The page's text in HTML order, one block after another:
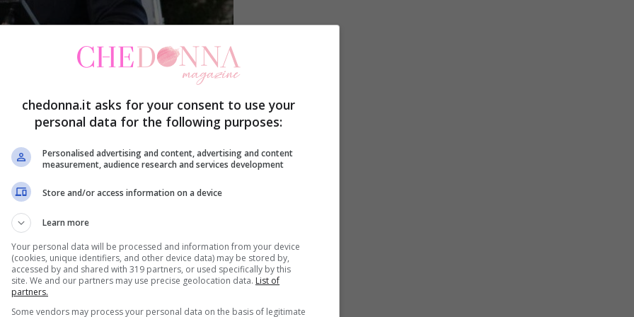
la crisi politica, oppure incassare la
Renzi con Italia Viva, lo stallo è a un passo
dovrà tenere un discorso alla Camera e
i margini per incassare la fiducia e andare
una nuova maggioranza e un diverso
alla Camera
e diretto nel carpire i bisogni attuali del Paese
settimane.
chedonna.it asks for your consent to use your
personal data for the following purposes:
Personalised advertising and content, advertising and content
measurement, audience research and services development
Store and/or access information on a device
Learn more
Your personal data will be processed and information from your device
(cookies, unique identifiers, and other device data) may be stored by,
accessed by and shared with 319 partners, or used specifically by this
site. We and our partners may use precise geolocation data. List of
partners.
Some vendors may process your personal data on the basis of legitimate